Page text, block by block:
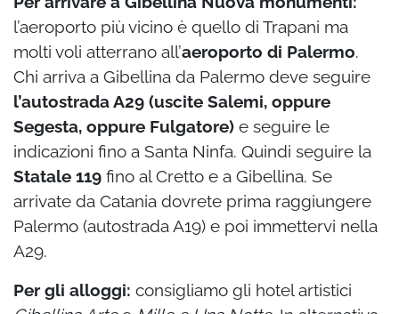
l’aeroporto più vicino è quello di Trapani ma
molti voli atterrano all’aeroporto di Palermo.
Chi arriva a Gibellina da Palermo deve seguire
l’autostrada A29 (uscite Salemi, oppure
Segesta, oppure Fulgatore) e seguire le
indicazioni fino a Santa Ninfa. Quindi seguire la
Statale 119 fino al Cretto e a Gibellina. Se
arrivate da Catania dovrete prima raggiungere
Palermo (autostrada A19) e poi immettervi nella
A29.
Per gli alloggi: consigliamo gli hotel artistici